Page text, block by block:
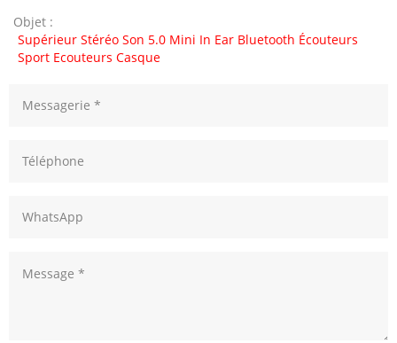
Objet :
Supérieur Stéréo Son 5.0 Mini In Ear Bluetooth Écouteurs
Sport Ecouteurs Casque